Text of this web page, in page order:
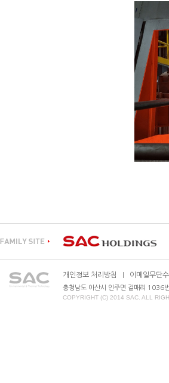
개인정보 처리방침 이메일무단
충청남도 아산시 인주면 걸매리
COPYRIGHT (C) 2014 SAC. ALL